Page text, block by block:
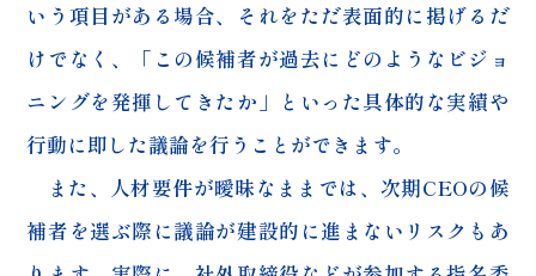
いう項目がある場合、それをただ表面的に掲げるだ
けでなく、「この候補者が過去にどのようなビジョ
ニングを発揮してきたか」といった具体的な実績や
行動に即した議論を行うことができます。
また、人材要件が曖昧なままでは、次期CEOの候
補者を選ぶ際に議論が建設的に進まないリスクもあ